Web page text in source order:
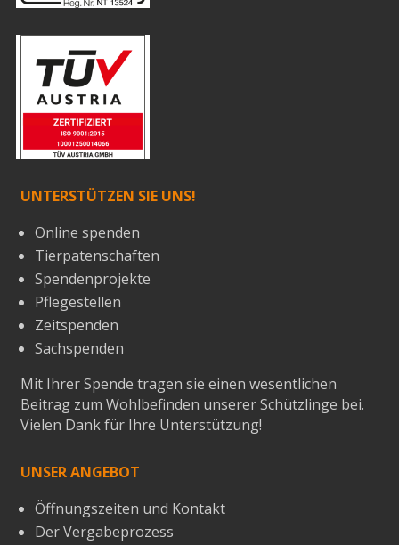
UNTERSTÜTZEN SIE UNS!
Online spenden
Tierpatenschaften
Spendenprojekte
Pflegestellen
Zeitspenden
Sachspenden
Mit Ihrer Spende tragen sie einen wesentlichen
Beitrag zum Wohlbefinden unserer Schützlinge bei.
Vielen Dank für Ihre Unterstützung!
UNSER ANGEBOT
Öffnungszeiten und Kontakt
Der Vergabeprozess